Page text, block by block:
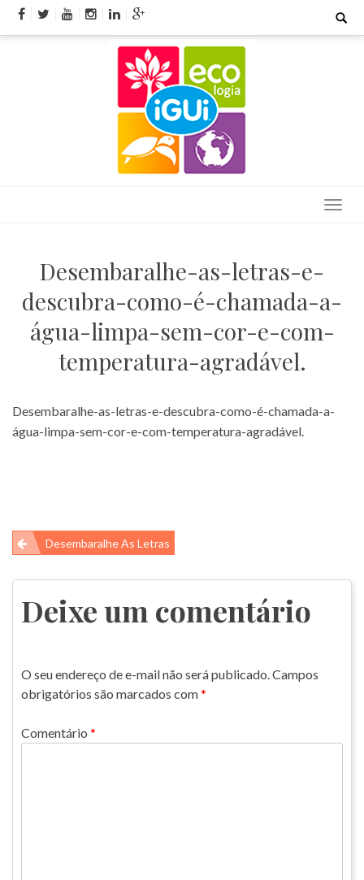
Skip
Search
Desembaralhe-as-letras-e-
descubra-como-é-chamada-a-
água-limpa-sem-cor-e-com-
temperatura-agradável.
Desembaralhe-as-letras-e-descubra-como-é-chamada-a-
água-limpa-sem-cor-e-com-temperatura-agradável.
Navegação
de
Post
Desembaralhe As Letras
Deixe um comentário
O seu endereço de e-mail não será publicado.Campos
obrigatórios são marcados com*
Comentário *